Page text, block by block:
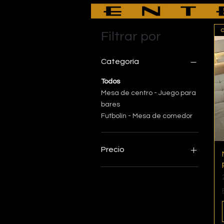
Filtrar por
Categoría
Todos
Mesa de centro - Juego para
bares
Futbolín - Mesa de comedor
Precio